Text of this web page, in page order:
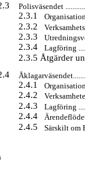
Polisväsendet
2.3.1 Organisation
2.3.2
2.3.3
2.3.4 Lagföring
2.3.5 Åtgärder
2.4.1 Organisation
2.4.2
2.4.3 Lagföring
2.4.4 Ärendeflödet
2.4.5 Särskilt om